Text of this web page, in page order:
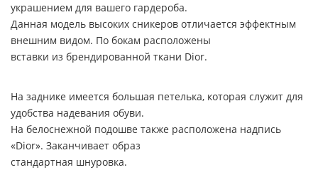
украшением для вашего гардероба.
Данная модель высоких сникеров отличается эффектным
внешним видом. По бокам расположены
вставки из брендированной ткани Dior.
На заднике имеется большая петелька, которая служит для
удобства надевания обуви.
На белоснежной подошве также расположена надпись
«Dior». Заканчивает образ
стандартная шнуровка.